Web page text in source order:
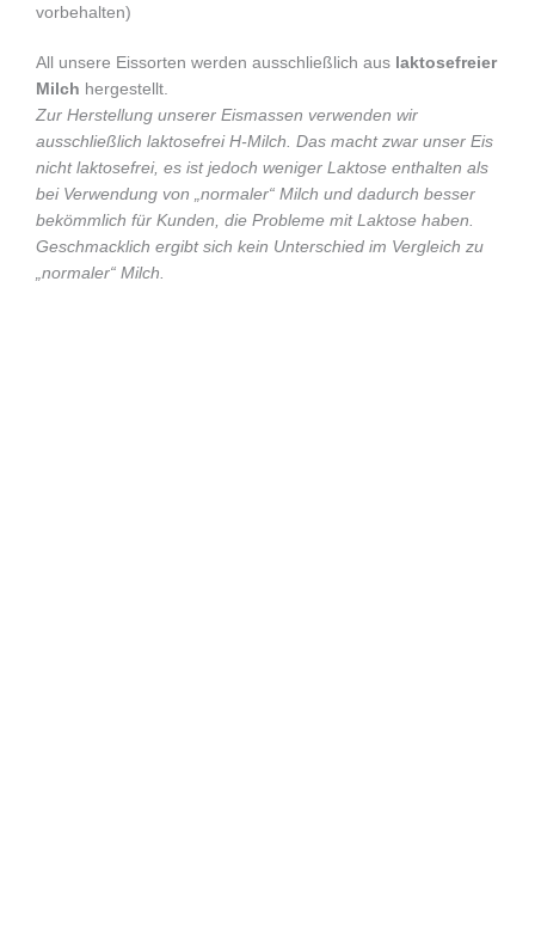
vorbehalten)
All unsere Eissorten werden ausschließlich aus laktosefreier
Milch hergestellt.
Zur Herstellung unserer Eismassen verwenden wir
ausschließlich laktosefrei H-Milch. Das macht zwar unser Eis
nicht laktosefrei, es ist jedoch weniger Laktose enthalten als
bei Verwendung von „normaler“ Milch und dadurch besser
bekömmlich für Kunden, die Probleme mit Laktose haben.
Geschmacklich ergibt sich kein Unterschied im Vergleich zu
„normaler“ Milch.